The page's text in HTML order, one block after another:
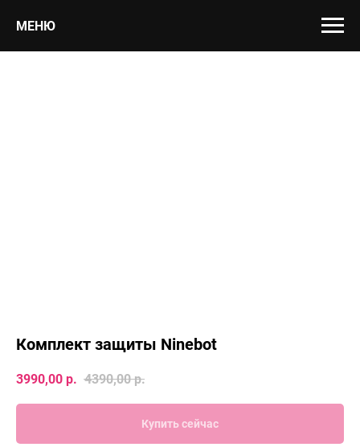
МЕНЮ
Комплект защиты Ninebot
3990,00 р. 4390,00 р.
Купить сейчас